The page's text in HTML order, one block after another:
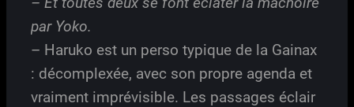
par Yoko.
– Haruko est un perso typique de la Gainax
: décomplexée, avec son propre agenda et
vraiment imprévisible. Les passages éclair